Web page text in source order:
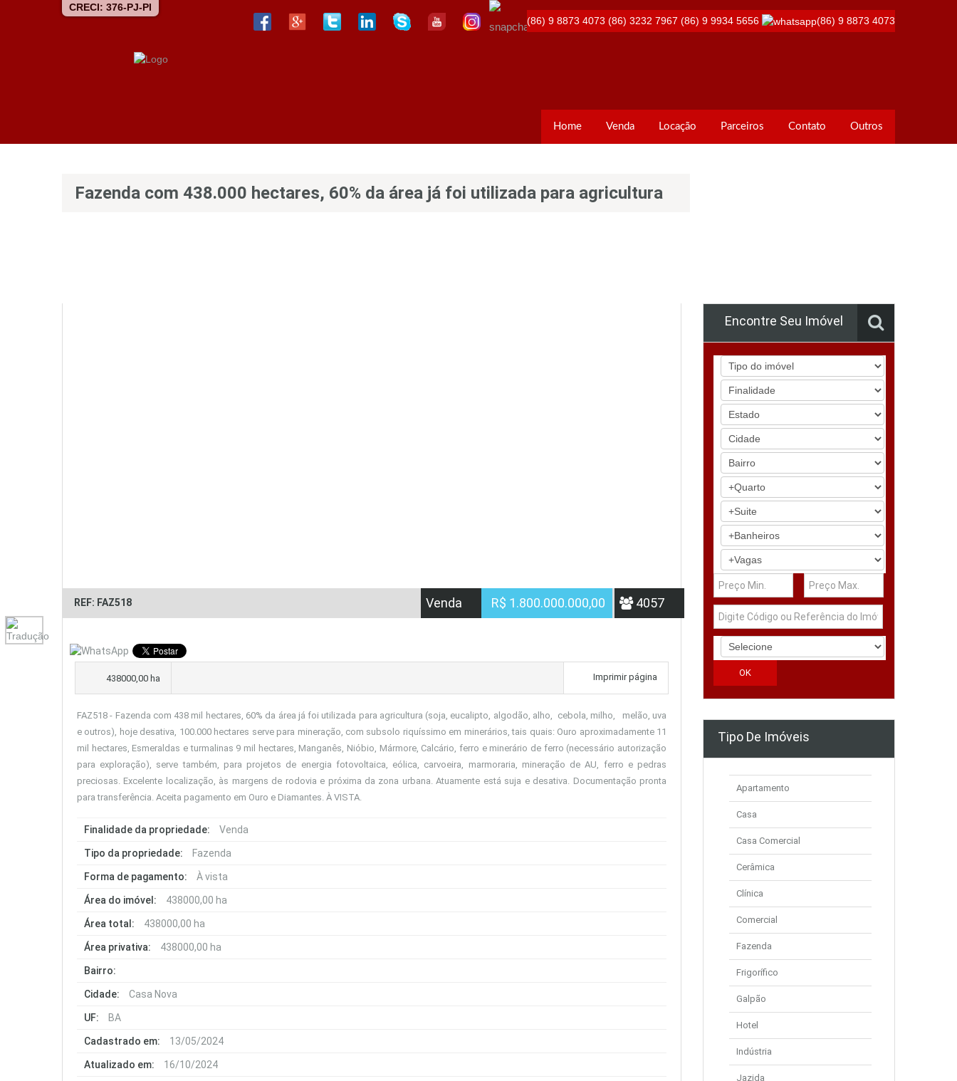
CRECI: 376-PJ-PI
(86) 9 8873 4073 (86) 3232 7967 (86) 9 9934 5656 (86) 9 8873 4073
Home Venda Locação Parceiros Contato Outros
Fazenda com 438.000 hectares, 60% da área já foi utilizada para agricultura
REF: FAZ518 Venda R$ 1.800.000.000,00 4057
438000,00 ha Imprimir página
FAZ518 - Fazenda com 438 mil hectares, 60% da área já foi utilizada para agricultura (soja, eucalipto, algodão, alho, cebola, milho, melão, uva
e outros), hoje desativa, 100.000 hectares serve para mineração, com subsolo riquíssimo em minerários, tais quais: Ouro aproximadamente 11
mil hectares, Esmeraldas e turmalinas 9 mil hectares, Manganês, Nióbio, Mármore, Calcário, ferro e minerário de ferro (necessário autorização
para exploração), serve também, para projetos de energia fotovoltaica, eólica, carvoeira, marmoraria, mineração de AU, ferro e pedras
preciosas. Excelente localização, às margens de rodovia e próxima da zona urbana. Atuamente está suja e desativa. Documentação pronta
para transferência. Aceita pagamento em Ouro e Diamantes. À VISTA.
Finalidade da propriedade: Venda
Tipo da propriedade: Fazenda
Forma de pagamento: À vista
Área do imóvel: 438000,00 ha
Área total: 438000,00 ha
Área privativa: 438000,00 ha
Bairro:
Cidade: Casa Nova
UF: BA
Cadastrado em: 13/05/2024
Atualizado em: 16/10/2024
Encontre Seu Imóvel
Tipo De Imóveis
Apartamento
Casa
Casa Comercial
Cerâmica
Clínica
Comercial
Fazenda
Frigorífico
Galpão
Hotel
Indústria
Jazida